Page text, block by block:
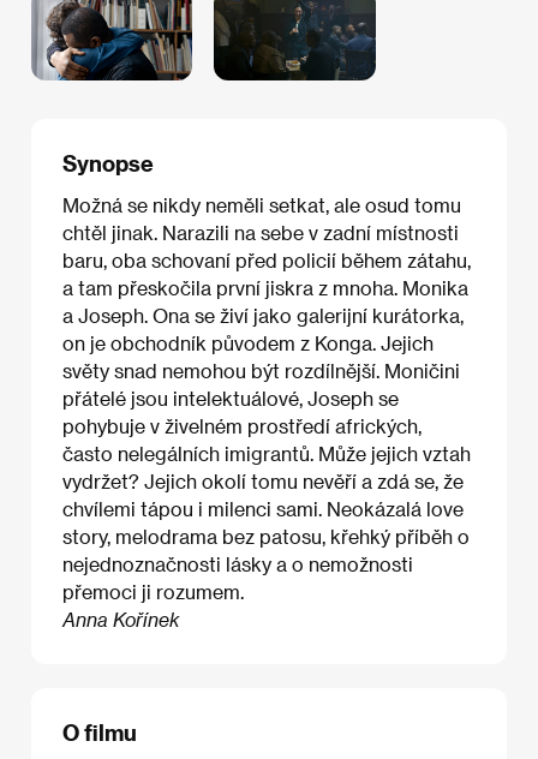
Synopse
Možná se nikdy neměli setkat, ale osud tomu
chtěl jinak. Narazili na sebe v zadní místnosti
baru, oba schovaní před policií během zátahu,
a tam přeskočila první jiskra z mnoha. Monika
a Joseph. Ona se živí jako galerijní kurátorka,
on je obchodník původem z Konga. Jejich
světy snad nemohou být rozdílnější. Moničini
přátelé jsou intelektuálové, Joseph se
pohybuje v živelném prostředí afrických,
často nelegálních imigrantů. Může jejich vztah
vydržet? Jejich okolí tomu nevěří a zdá se, že
chvílemi tápou i milenci sami. Neokázalá love
story, melodrama bez patosu, křehký příběh o
nejednoznačnosti lásky a o nemožnosti
přemoci ji rozumem.
Anna Kořínek
O filmu